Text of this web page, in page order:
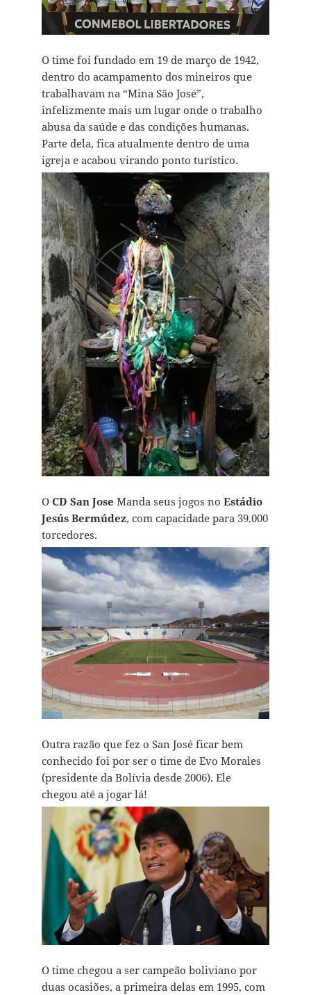
O time foi fundado em 19 de março de 1942,
dentro do acampamento dos mineiros que
trabalhavam na “Mina São José”,
infelizmente mais um lugar onde o trabalho
abusa da saúde e das condições humanas.
Parte dela, fica atualmente dentro de uma
igreja e acabou virando ponto turístico.
OCD San Jose Manda seus jogos no Estádio
Jesús Bermúdez, com capacidade para 39.000
torcedores.
Outra razão que fez o San José ficar bem
conhecido foi por ser o time de Evo Morales
(presidente da Bolívia desde 2006). Ele
chegou até a jogar lá!
O time chegou a ser campeão boliviano por
duas ocasiões, a primeira delas em 1995, com